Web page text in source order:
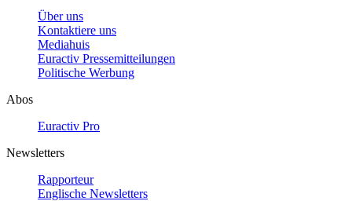
Über uns
Kontaktiere uns
Mediahuis
Euractiv Pressemitteilungen
Politische Werbung
Abos
Euractiv Pro
Newsletters
Rapporteur
Englische Newsletters